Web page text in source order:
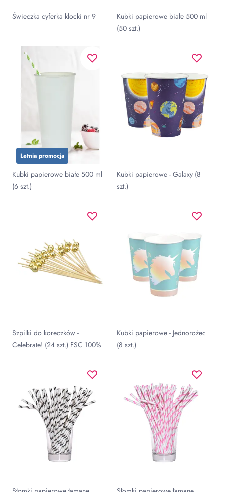
Świeczka cyferka klocki nr 9
Kubki papierowe białe 500 ml
(50 szt.)
Letnia promocja
Kubki papierowe białe 500 ml
(6 szt.)
Kubki papierowe - Galaxy (8
szt.)
Szpilki do koreczków -
Celebrate! (24 szt.) FSC 100%
Kubki papierowe - Jednorożec
(8 szt.)